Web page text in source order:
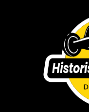
TEGN
KLIK HER FOR AT